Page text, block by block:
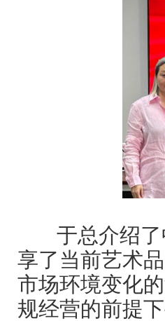
活动之十 ——走进会员单位北京恒泰博车
党委第六联合党支部走访北京市国际技术
联合党委组织开展“七一”主题党日活动
协会流动党支部与第六流动联合党支部
协会姚光锋会长一行参观刘双舟教授作品
拍协第五届第四次监事会顺利召开
量发展——北京拍卖协会召开第五届第六次
书长参训 助力拍卖交易高质量发展
委委员、第六联合支部书记姚光锋参加
于总介绍了
享了当前艺术
市场环境变化
规经营的前提